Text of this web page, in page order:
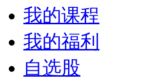
我的课程
我的福利
自选股